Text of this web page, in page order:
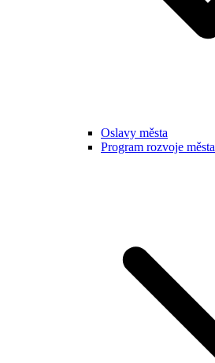
Oslavy města
Program rozvoje města